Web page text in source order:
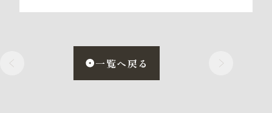
一覧へ戻る